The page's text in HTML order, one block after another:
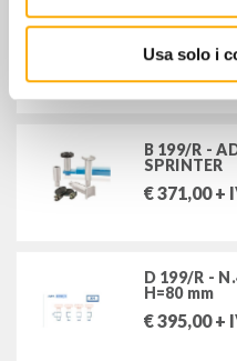
Usa solo i
A 199/R -
€395,00 +
B 199/R -
SPRINTER
€371,00+
D 199/R -
H=80 mm
€395,00+